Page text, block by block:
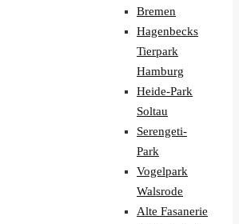
Bremen
Hagenbecks
Tierpark
Hamburg
Heide-Park
Soltau
Serengeti-
Park
Vogelpark
Walsrode
Alte Fasanerie